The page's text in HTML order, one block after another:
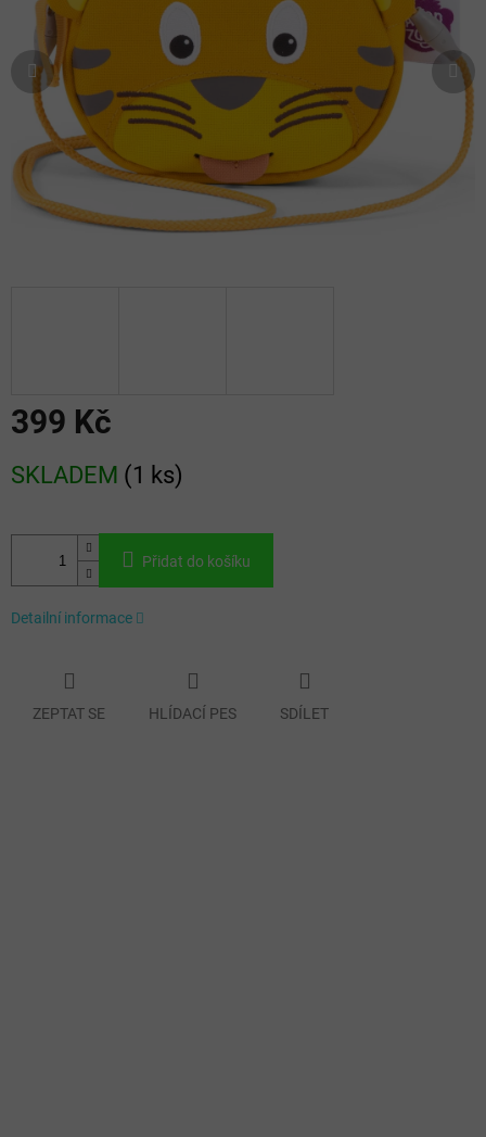
hvězdiček.
399 Kč
cena:
SKLADEM (1 ks)
Přidat do košíku
Detailní informace
ZEPTAT SE HLÍDACÍ PES SDÍLET